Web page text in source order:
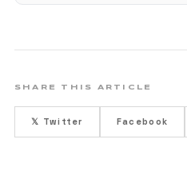
SHARE THIS ARTICLE
𝕏 Twitter Facebook